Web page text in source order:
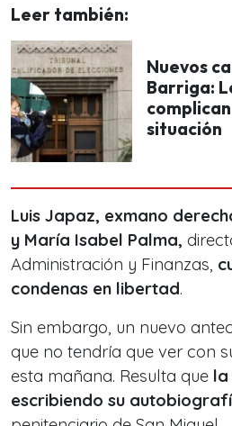
Leer también:
Nuevos
Barriga:
situación
Luis Japaz, exmano
y María Isabel Palma,
Administración y Finanzas,
condenas en libertad.
Sin embargo, un nuevo
que no tendría que ver con
esta mañana. Resulta que la
escribiendo su